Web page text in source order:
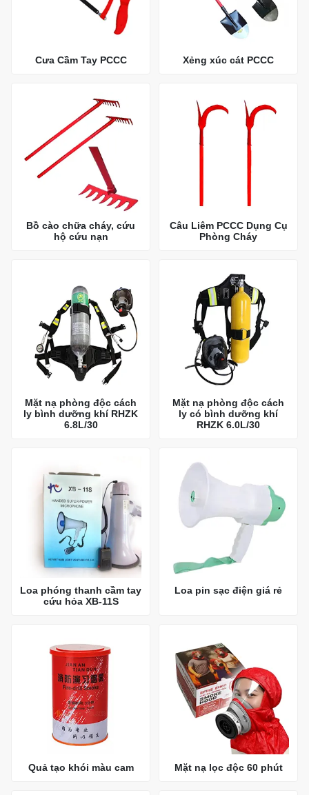
Cưa Cầm Tay PCCC Xẻng xúc cát PCCC
Bồ cào chữa cháy, cứu
hộ cứu nạn
Câu Liêm PCCC Dụng Cụ
Phòng Cháy
Mặt nạ phòng độc cách
ly bình dưỡng khí RHZK
6.8L/30
Mặt nạ phòng độc cách
ly có bình dưỡng khí
RHZK 6.0L/30
Loa phóng thanh cầm tay
cứu hỏa XB-11S
Loa pin sạc điện giá rẻ
Quả tạo khói màu cam Mặt nạ lọc độc 60 phút